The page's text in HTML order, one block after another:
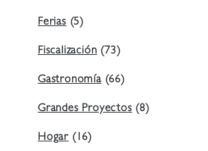
Ferias (5)
Fiscalización (73)
Gastronomía(66)
Grandes Proyectos (8)
Hogar (16)